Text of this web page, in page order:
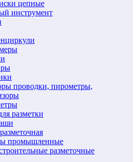
цепные
инструмент
проводки, пирометры,
разметки
промышленные
разметочные